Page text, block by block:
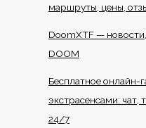
маршруты, цены,
DoomXTF — новости,
DOOM
Бесплатное онлайн-
экстрасенсами: чат,
24/7